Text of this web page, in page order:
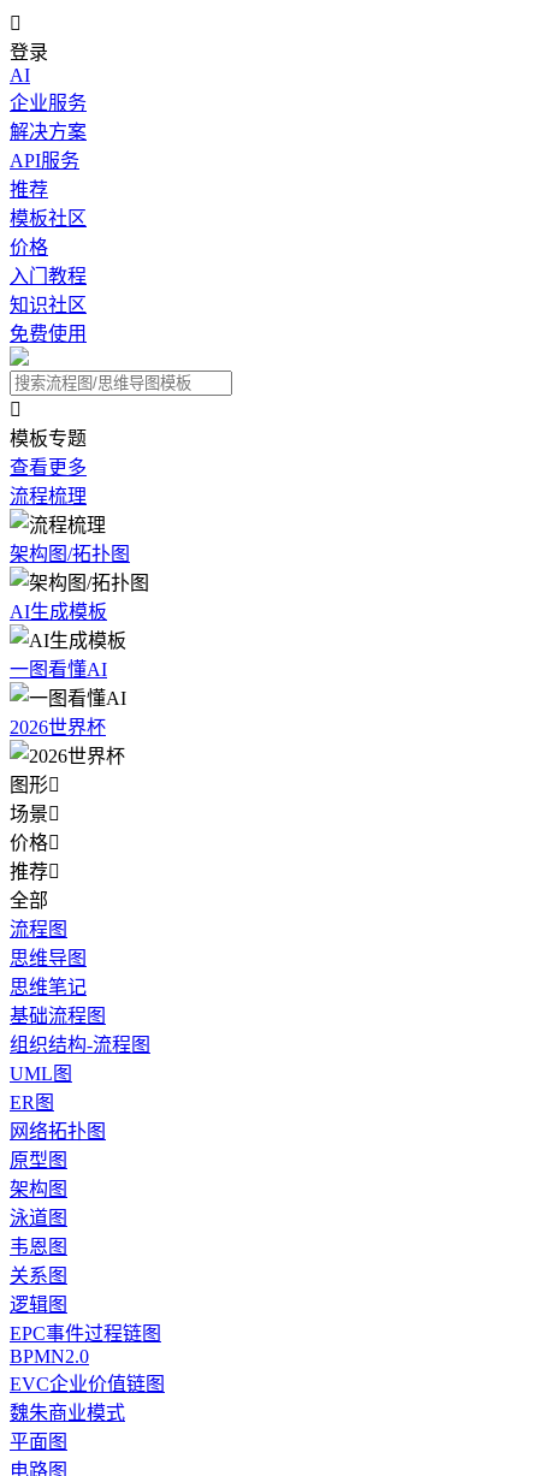

登录
AI
企业服务
解决方案
API服务
推荐
模板社区
价格
入门教程
知识社区
免费使用

模板专题
查看更多
流程梳理
架构图/拓扑图
AI生成模板
一图看懂AI
2026世界杯
图形
场景
价格
推荐
全部
流程图
思维导图
思维笔记
基础流程图
组织结构-流程图
UML图
ER图
网络拓扑图
原型图
架构图
泳道图
韦恩图
关系图
逻辑图
EPC事件过程链图
BPMN2.0
EVC企业价值链图
魏朱商业模式
平面图
电路图